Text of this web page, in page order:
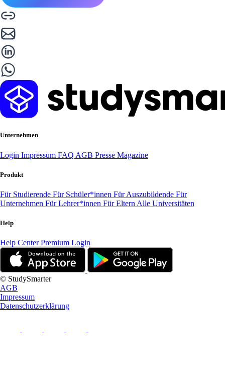
Unternehmen
Login Impressum FAQ AGB Presse Magazine
Produkt
Für Studierende Für Schüler*innen Für Auszubildende Für
Unternehmen Für Lehrer*innen Für Eltern Alle Universitäten
Help
Help CenterPremium Login
© StudySmarter
AGB
Impressum
Datenschutzerklärung